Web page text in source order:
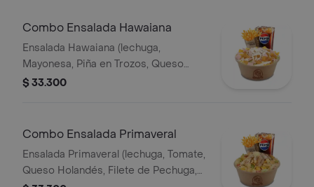
Combo Ensalada Hawaiana
Ensalada Hawaiana (lechuga,
Mayonesa, Piña en Trozos, Queso
Holandés, Jamón y Pollo) Papas 140gr
$ 33.300
Combo Ensalada Primaveral
Ensalada Primaveral (lechuga, Tomate,
Queso Holandés, Filete de Pechuga,